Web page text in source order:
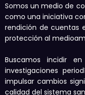
Somos un medio de
como una iniciativa
rendición de cuentas
protección al
Buscamos incidir
investigaciones
impulsar cambios
calidad del sistema